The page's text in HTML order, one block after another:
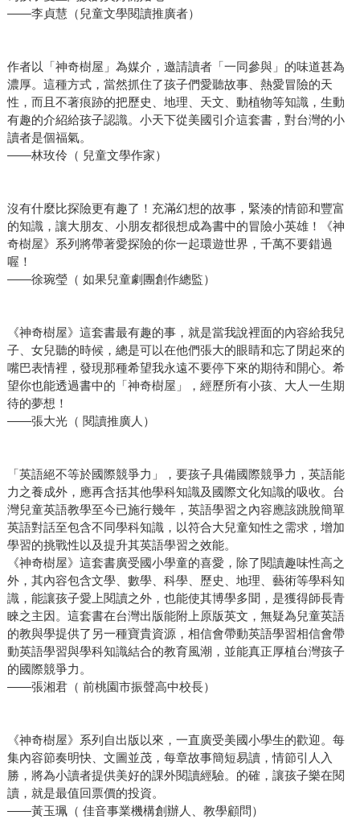
——李貞慧（兒童文學閱讀推廣者）
作者以「神奇樹屋」為媒介，邀請讀者「一同參與」的味道甚為
濃厚。這種方式，當然抓住了孩子們愛聽故事、熱愛冒險的天
性，而且不著痕跡的把歷史、地理、天文、動植物等知識，生動
有趣的介紹給孩子認識。小天下從美國引介這套書，對台灣的小
讀者是個福氣。
——林玫伶（ 兒童文學作家）
沒有什麼比探險更有趣了！充滿幻想的故事，緊湊的情節和豐富
的知識，讓大朋友、小朋友都很想成為書中的冒險小英雄！《神
奇樹屋》系列將帶著愛探險的你一起環遊世界，千萬不要錯過
喔！
——徐琬瑩（ 如果兒童劇團創作總監）
《神奇樹屋》這套書最有趣的事，就是當我說裡面的內容給我兒
子、女兒聽的時候，總是可以在他們張大的眼睛和忘了閉起來的
嘴巴表情裡，發現那種希望我永遠不要停下來的期待和開心。希
望你也能透過書中的「神奇樹屋」，經歷所有小孩、大人一生期
待的夢想！
——張大光（ 閱讀推廣人）
「英語絕不等於國際競爭力」，要孩子具備國際競爭力，英語能
力之養成外，應再含括其他學科知識及國際文化知識的吸收。台
灣兒童英語教學至今已施行幾年，英語學習之內容應該跳脫簡單
英語對話至包含不同學科知識，以符合大兒童知性之需求，增加
學習的挑戰性以及提升其英語學習之效能。
《神奇樹屋》這套書廣受國小學童的喜愛，除了閱讀趣味性高之
外，其內容包含文學、數學、科學、歷史、地理、藝術等學科知
識，能讓孩子愛上閱讀之外，也能使其博學多聞，是獲得師長青
睞之主因。這套書在台灣出版能附上原版英文，無疑為兒童英語
的教與學提供了另一種寶貴資源，相信會帶動英語學習相信會帶
動英語學習與學科知識結合的教育風潮，並能真正厚植台灣孩子
的國際競爭力。
——張湘君（ 前桃園市振聲高中校長）
《神奇樹屋》系列自出版以來，一直廣受美國小學生的歡迎。每
集內容節奏明快、文圖並茂，每章故事簡短易讀，情節引人入
勝，將為小讀者提供美好的課外閱讀經驗。的確，讓孩子樂在閱
讀，就是最值回票價的投資。
——黃玉珮（ 佳音事業機構創辦人、教學顧問）